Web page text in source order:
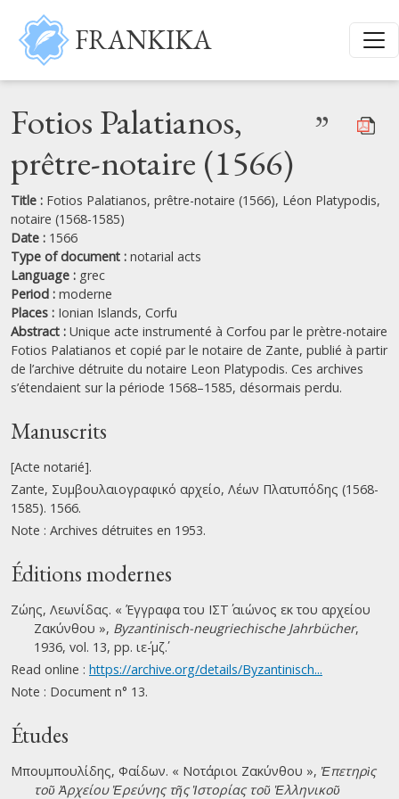
Skip to main content
FRANKIKA
Fotios Palatianos,
prêtre-notaire (1566)
”
Title : Fotios Palatianos, prêtre-notaire (1566), Léon Platypodis,
notaire (1568-1585)
Date : 1566
Type of document : notarial acts
Language : grec
Period : moderne
Places : Ionian Islands, Corfu
Abstract : Unique acte instrumenté à Corfou par le prètre-notaire
Fotios Palatianos et copié par le notaire de Zante, publié à partir
de l’archive détruite du notaire Leon Platypodis. Ces archives
s’étendaient sur la période 1568–1585, désormais perdu.
Manuscrits
[Acte notarié].
Zante, Συμβουλαιογραφικό αρχείο, Λέων Πλατυπόδης (1568-
1585). 1566.
Note : Archives détruites en 1953.
Éditions modernes
Ζώης, Λεωνίδας. « Έγγραφα του ΙΣΤ΄ αιώνος εκ του αρχείου
Ζακύνθου », Byzantinisch-neugriechische Jahrbücher,
1936, vol. 13, pp. ιε΄-μζ΄.
Read online : https://archive.org/details/Byzantinisch...
Note : Document n° 13.
Études
Μπουμπουλίδης, Φαίδων. « Νοτάριοι Ζακύνθου », Ἐπετηρὶς
τοῦ Ἀρχείου Ἐρεύνης τῆς Ἱστορίας τοῦ Ἑλληνικοῦ